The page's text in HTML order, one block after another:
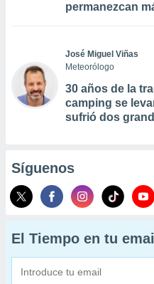
permanezcan
José Miguel Viñas
Meteorólogo
30 años de la
camping se
sufrió dos
Síguenos
El Tiempo en tu email